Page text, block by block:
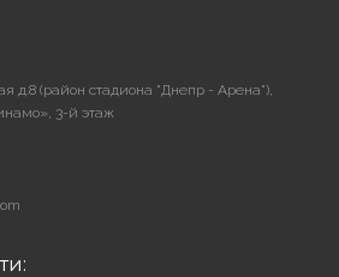
д.8 (район стадиона "Днепр - Арена"),
3-й этаж